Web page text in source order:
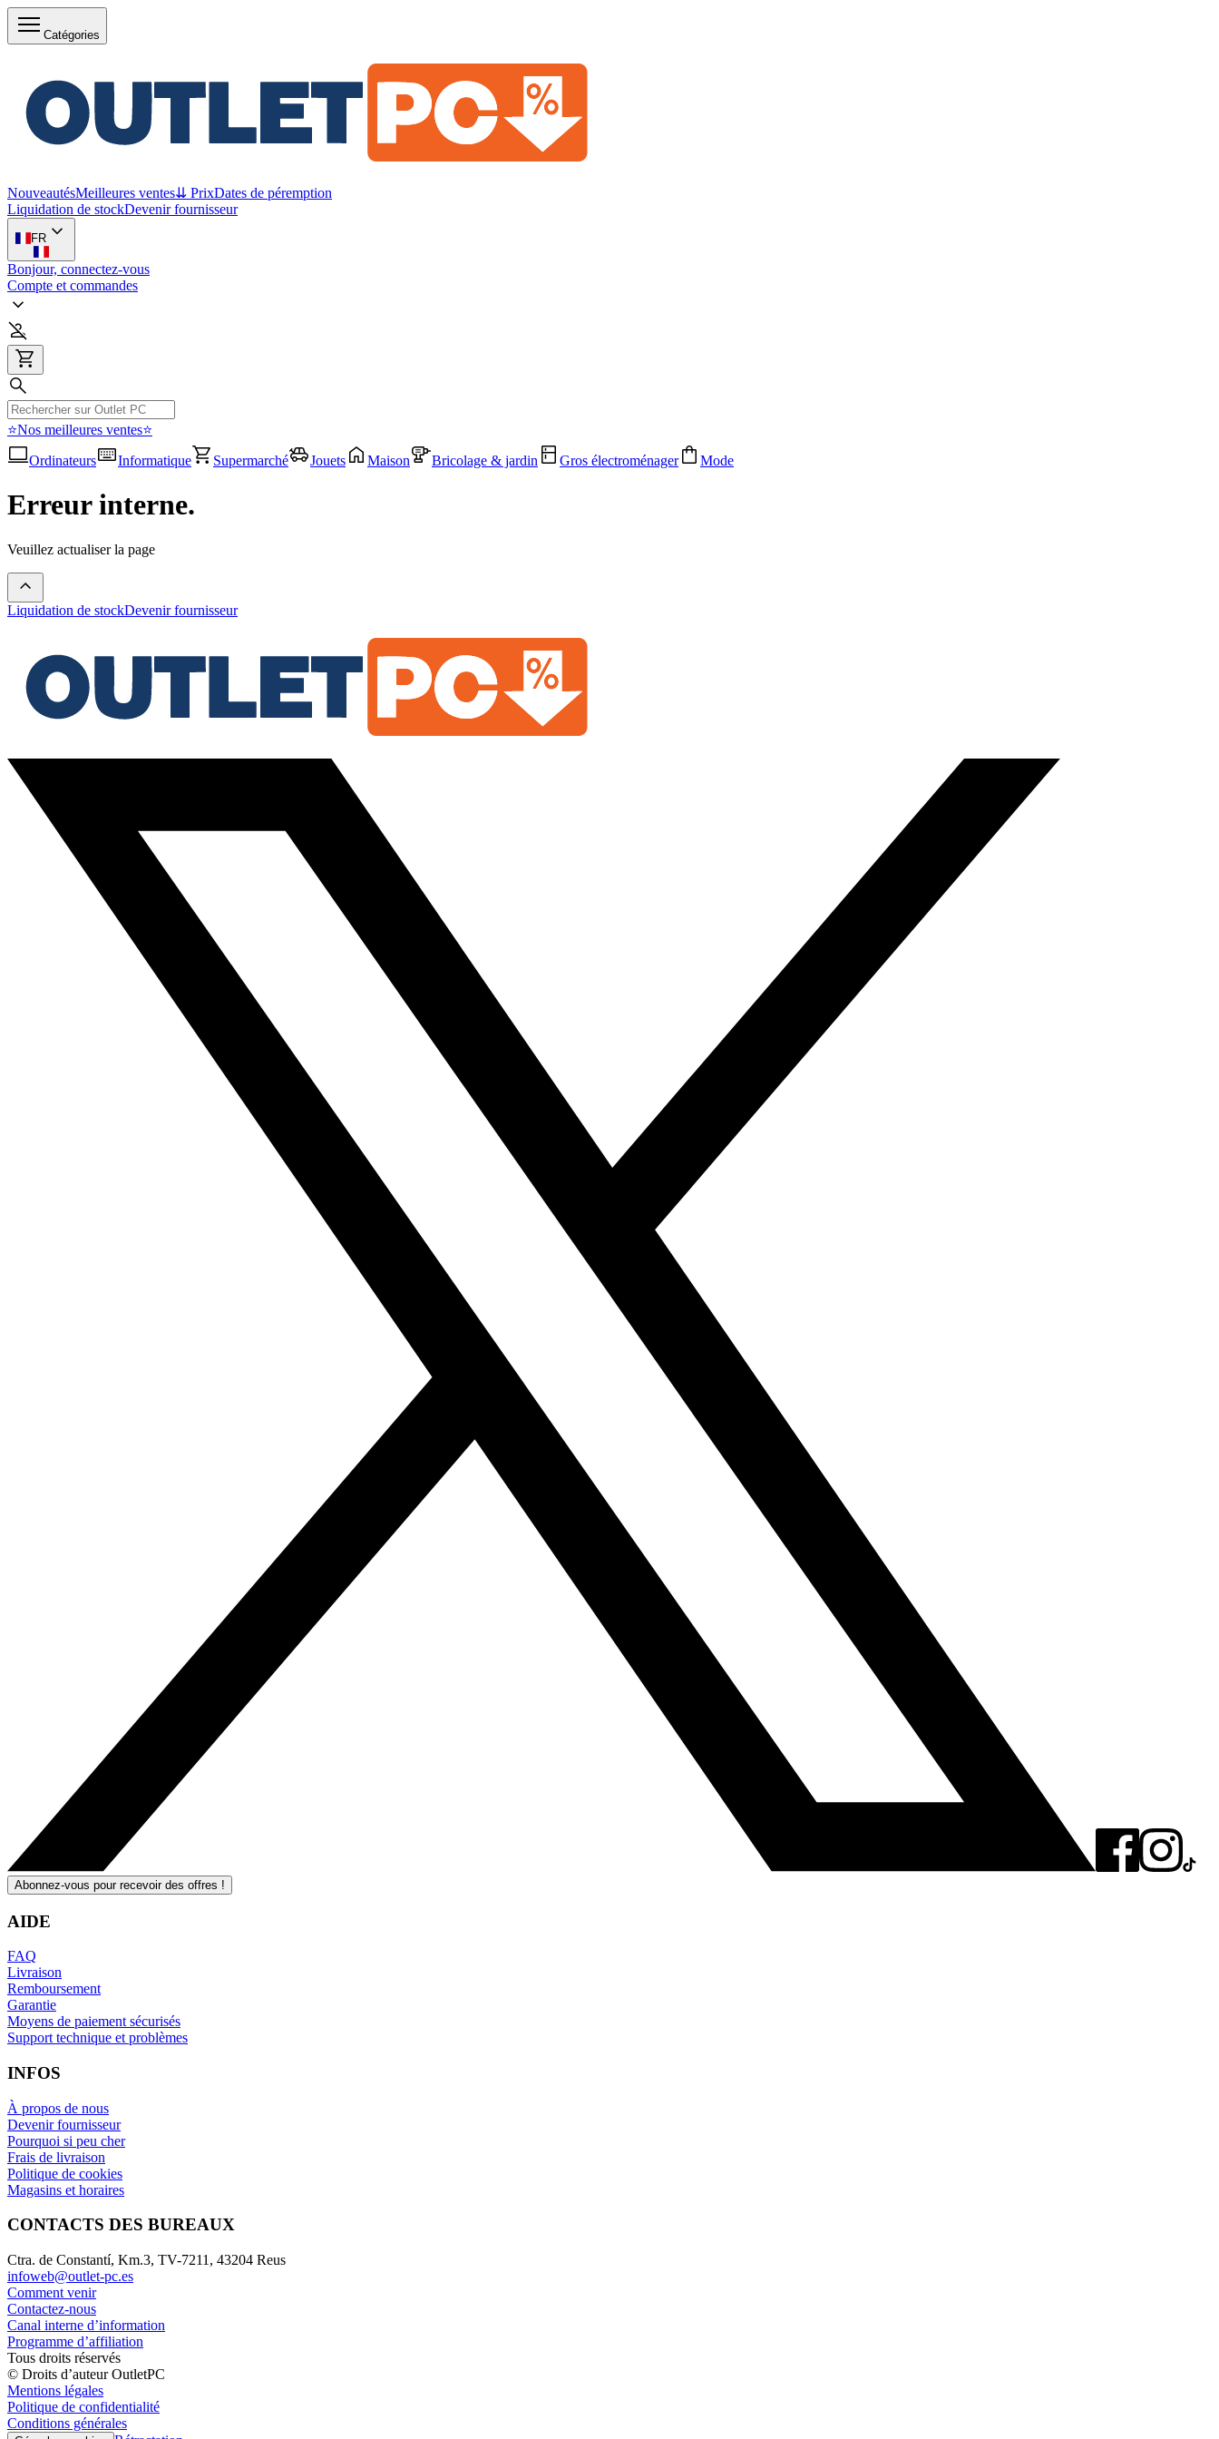
Catégories
NouveautésMeilleures ventes⇊ PrixDates de péremption
Liquidation de stockDevenir fournisseur
FR
Bonjour, connectez-vous
Compte et commandes
⭐Nos meilleures ventes⭐
Ordinateurs
Informatique Supermarché Jouets Maison Bricolage & jardin Gros électroménager Mode
Erreur interne.
Veuillez actualiser la page
Liquidation de stockDevenir fournisseur
Abonnez-vous pour recevoir des offres !
AIDE
FAQ
Livraison
Remboursement
Garantie
Moyens de paiement sécurisés
Support technique et problèmes
INFOS
À propos de nous
Devenir fournisseur
Pourquoi si peu cher
Frais de livraison
Politique de cookies
Magasins et horaires
CONTACTS DES BUREAUX
Ctra. de Constantí, Km.3, TV-7211, 43204 Reus
infoweb@outlet-pc.es
Comment venir
Contactez-nous
Canal interne d’information
Programme d’affiliation
Tous droits réservés
© Droits d’auteur OutletPC
Mentions légales
Politique de confidentialité
Conditions générales